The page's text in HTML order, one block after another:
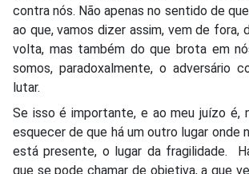
contra nós. Não apenas no sentido de
ao que, vamos dizer assim, vem de fora,
volta, mas também do que brota em
somos, paradoxalmente, o adversário
lutar.
Se isso é importante, e ao meu juízo é,
esquecer de que há um outro lugar onde
está presente, o lugar da fragilidade.
que se pode chamar de objetiva, a que